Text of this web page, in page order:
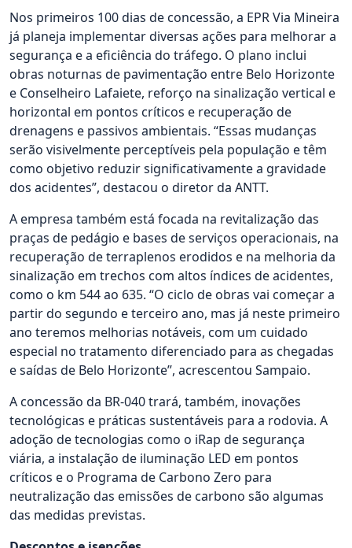
Nos primeiros 100 dias de concessão, a EPR Via Mineira
já planeja implementar diversas ações para melhorar a
segurança e a eficiência do tráfego. O plano inclui
obras noturnas de pavimentação entre Belo Horizonte
e Conselheiro Lafaiete, reforço na sinalização vertical e
horizontal em pontos críticos e recuperação de
drenagens e passivos ambientais. “Essas mudanças
serão visivelmente perceptíveis pela população e têm
como objetivo reduzir significativamente a gravidade
dos acidentes”, destacou o diretor da ANTT.
A empresa também está focada na revitalização das
praças de pedágio e bases de serviços operacionais, na
recuperação de terraplenos erodidos e na melhoria da
sinalização em trechos com altos índices de acidentes,
como o km 544 ao 635. “O ciclo de obras vai começar a
partir do segundo e terceiro ano, mas já neste primeiro
ano teremos melhorias notáveis, com um cuidado
especial no tratamento diferenciado para as chegadas
e saídas de Belo Horizonte”, acrescentou Sampaio.
A concessão da BR-040 trará, também, inovações
tecnológicas e práticas sustentáveis para a rodovia. A
adoção de tecnologias como o iRap de segurança
viária, a instalação de iluminação LED em pontos
críticos e o Programa de Carbono Zero para
neutralização das emissões de carbono são algumas
das medidas previstas.